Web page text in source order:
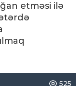
etməsi ilə
525